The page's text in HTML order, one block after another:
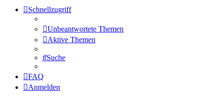
Schnellzugriff
Unbeantwortete Themen
Aktive Themen
Suche
FAQ
Anmelden